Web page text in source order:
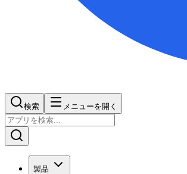
検索 メニューを開く
製品